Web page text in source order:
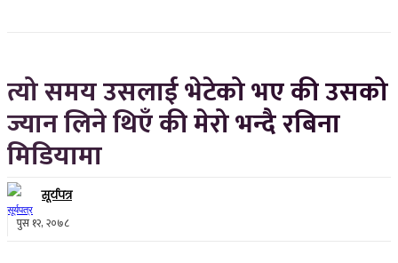
त्यो समय उसलाई भेटेको भए की उसको
ज्यान लिने थिएँ की मेरो भन्दै रबिना
मिडियामा
सूर्यपत्र
पुस १२, २०७८